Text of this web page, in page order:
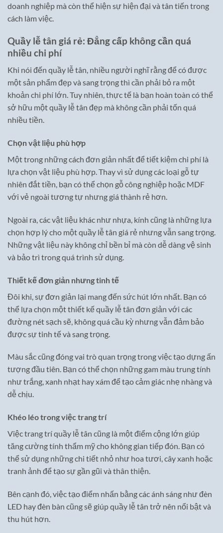
doanh nghiệp mà còn thể hiện sự hiện đại và tân tiến trong
cách làm việc.
Quầy lễ tân giá rẻ: Đẳng cấp không cần quá
nhiều chi phí
Khi nói đến quầy lễ tân, nhiều người nghĩ rằng để có được
một sản phẩm đẹp và sang trọng thì cần phải bỏ ra một
khoản chi phí lớn. Tuy nhiên, thực tế là bạn hoàn toàn có thể
sở hữu một quầy lễ tân đẹp mà không cần phải tốn quá
nhiều tiền.
Chọn vật liệu phù hợp
Một trong những cách đơn giản nhất để tiết kiệm chi phí là
lựa chọn vật liệu phù hợp. Thay vì sử dụng các loại gỗ tự
nhiên đắt tiền, bạn có thể chọn gỗ công nghiệp hoặc MDF
với vẻ ngoài tương tự nhưng giá thành rẻ hơn.
Ngoài ra, các vật liệu khác như nhựa, kính cũng là những lựa
chọn hợp lý cho một quầy lễ tân giá rẻ nhưng vẫn sang trọng.
Những vật liệu này không chỉ bền bỉ mà còn dễ dàng vệ sinh
và bảo trì trong quá trình sử dụng.
Thiết kế đơn giản nhưng tinh tế
Đôi khi, sự đơn giản lại mang đến sức hút lớn nhất. Bạn có
thể lựa chọn một thiết kế quầy lễ tân đơn giản với các
đường nét sạch sẽ, không quá cầu kỳ nhưng vẫn đảm bảo
được sự tinh tế và sang trọng.
Màu sắc cũng đóng vai trò quan trọng trong việc tạo dựng ấn
tượng đầu tiên. Bạn có thể chọn những gam màu trung tính
như trắng, xanh nhạt hay xám để tạo cảm giác nhẹ nhàng và
dễ chịu.
Khéo léo trong việc trang trí
Việc trang trí quầy lễ tân cũng là một điểm cộng lớn giúp
tăng cường tính thẩm mỹ cho không gian tiếp đón. Bạn có
thể sử dụng những chi tiết nhỏ như hoa tươi, cây xanh hoặc
tranh ảnh để tạo sự gần gũi và thân thiện.
Bên cạnh đó, việc tạo điểm nhấn bằng các ánh sáng như đèn
LED hay đèn bàn cũng sẽ giúp quầy lễ tân trở nên nổi bật và
thu hút hơn.